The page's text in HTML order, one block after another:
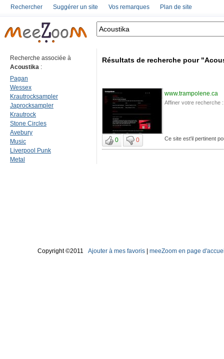
Rechercher Suggérer un site Vos remarques Plan de site
Recherche associée à
Acoustika :
Pagan
Wessex
Krautrocksampler
Japrocksampler
Krautrock
Stone Circles
Avebury
Music
Liverpool Punk
Metal
Résultats de recherche pour
www.trampolene.ca
Affiner votre recherche :
0 0 Ce site est'il pertinent
Copyright ©2011 Ajouter à mes favoris meeZoom en page